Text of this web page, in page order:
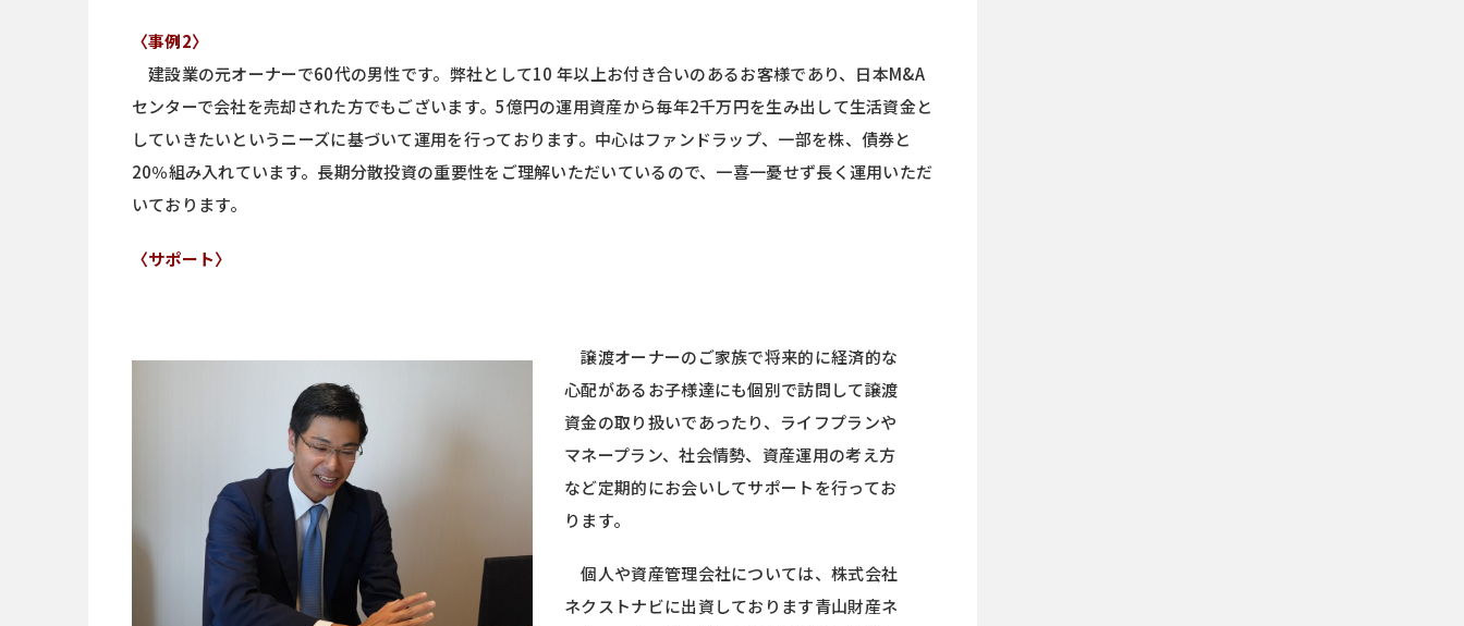
〈事例2〉
建設業の元オーナーで60代の男性です。弊社として10 年以上お付き合いのあるお客様であり、日本M&A
センターで会社を売却された方でもございます。5億円の運用資産から毎年2千万円を生み出して生活資金と
していきたいというニーズに基づいて運用を行っております。中心はファンドラップ、一部を株、債券と
20％組み入れています。長期分散投資の重要性をご理解いただいているので、一喜一憂せず長く運用いただ
いております。
〈サポート〉
譲渡オーナーのご家族で将来的に経済的な
心配があるお子様達にも個別で訪問して譲渡
資金の取り扱いであったり、ライフプランや
マネープラン、社会情勢、資産運用の考え方
など定期的にお会いしてサポートを行ってお
ります。
個人や資産管理会社については、株式会社
ネクストナビに出資しております青山財産ネ